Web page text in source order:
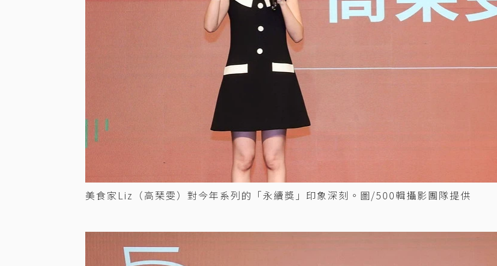
美食家Liz（高琹雯）對今年系列的「永續獎」印象深刻。圖/500輯攝影團隊提供